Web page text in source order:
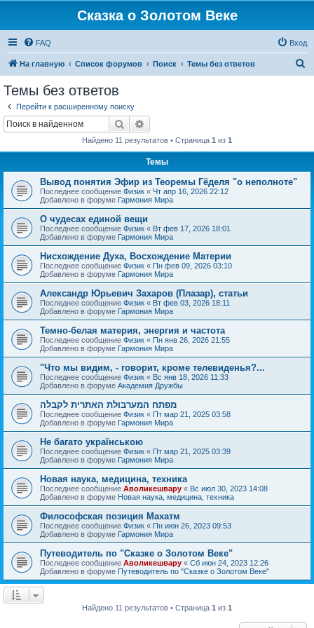
Сказка о Золотом Веке
FAQ Вход
На главную Список форумов Поиск Темы без ответов
Темы без ответов
Перейти к расширенному поиску
Поиск
Найдено 11 результатов • Страница 1 из 1
Темы
Вывод понятия Эфир из Теоремы Гёделя "о неполноте"
Последнее сообщение Физик « Чт апр 16, 2026 22:12
Добавлено в форуме Гармония Мира
О чудесах единой вещи
Последнее сообщение Физик « Вт фев 17, 2026 18:01
Добавлено в форуме Гармония Мира
Нисхождение Духа, Восхождение Материи
Последнее сообщение Физик « Пн фев 09, 2026 03:10
Добавлено в форуме Гармония Мира
Александр Юрьевич Захаров (Плазар), статьи
Последнее сообщение Физик « Вт фев 03, 2026 18:11
Добавлено в форуме Гармония Мира
Темно-белая материя, энергия и частота
Последнее сообщение Физик « Пн янв 26, 2026 21:55
Добавлено в форуме Гармония Мира
"Что мы видим, - говорит, кроме телевиденья?...
Последнее сообщение Физик « Вс янв 18, 2026 11:33
Добавлено в форуме Академия Дружбы
מפתח המערבולת האתרית לקבלה
Последнее сообщение Физик « Пт мар 21, 2025 03:58
Добавлено в форуме Гармония Мира
Не багато українською
Последнее сообщение Физик « Пт мар 21, 2025 03:39
Добавлено в форуме Гармония Мира
Новая наука, медицина, техника
Последнее сообщение Аволикешвару « Вс июл 30, 2023 14:08
Добавлено в форуме Новая наука, медицина, техника
Философская позиция Махатм
Последнее сообщение Физик « Пн июн 26, 2023 09:53
Добавлено в форуме Гармония Мира
Путеводитель по "Сказке о Золотом Веке"
Последнее сообщение Аволикешвару « Сб июн 24, 2023 12:26
Добавлено в форуме Путеводитель по "Сказке о Золотом Веке"
Найдено 11 результатов • Страница 1 из 1